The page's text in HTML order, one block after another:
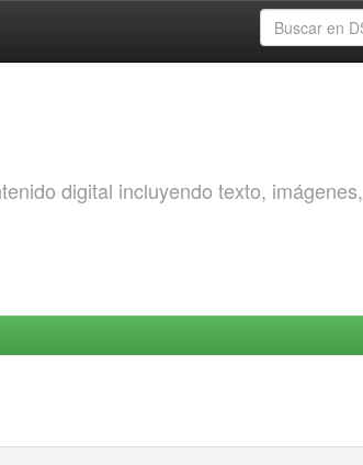
digital incluyendo texto, imágenes,